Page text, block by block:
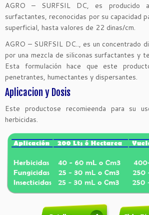
AGRO – SURFSIL DC, es producido
surfactantes, reconocidas por su capacidad
superficial, hasta valores de 22 dinas/cm.
AGRO – SURFSIL DC.., es un concentrado
por una mezcla de siliconas surfactantes y
Esta formulación hace que este
penetrantes, humectantes y dispersantes.
Aplicacion y Dosis
Este productose recomieenda para su
herbicidas.